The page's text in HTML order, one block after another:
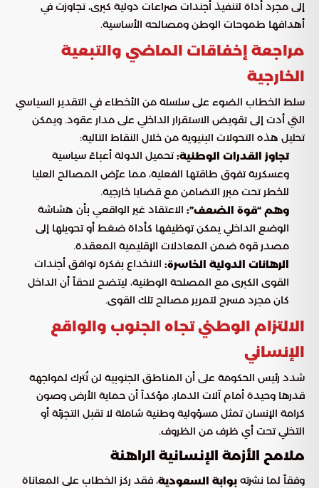
إلى مجرد أداة لتنفيذ أجندات صراعات دولية كبرى، تجاوزت في
أهدافها طموحات الوطن ومصالحه الأساسية.
مراجعة إخفاقات الماضي والتبعية
الخارجية
سلط الخطاب الضوء على سلسلة من الأخطاء في التقدير السياسي
التي أدت إلى تقويض الاستقرار الداخلي على مدار عقود. ويمكن
تحليل هذه التحولات البنيوية من خلال النقاط التالية:
تجاوز القدرات الوطنية:تحميل الدولة أعباءً سياسية
وعسكرية تفوق طاقتها الفعلية، مما عرّض المصالح العليا
للخطر تحت مبرر التضامن مع قضايا خارجية.
وهم “قوة الضعف”: الاعتقاد غير الواقعي بأن هشاشة
الوضع الداخلي يمكن توظيفها كأداة ضغط أو تحويلها إلى
مصدر قوة ضمن المعادلات الإقليمية المعقدة.
الرهانات الدولية الخاسرة: الانخداع بفكرة توافق أجندات
القوى الكبرى مع المصلحة الوطنية، ليتضح لاحقاً أن الداخل
كان مجرد مسرح لتمرير مصالح تلك القوى.
الالتزام الوطني تجاه الجنوب والواقع
الإنساني
شدد رئيس الحكومة على أن المناطق الجنوبية لن تُترك لمواجهة
قدرها وحيدة أمام آلات الدمار، مؤكداً أن حماية الأرض وصون
كرامة الإنسان تمثل مسؤولية وطنية شاملة لا تقبل التجزئة أو
التخلي تحت أي ظرف من الظروف.
ملامح الأزمة الإنسانية الراهنة
وفقاً لما نشرته بوابة السعودية، فقد ركز الخطاب على المعاناة